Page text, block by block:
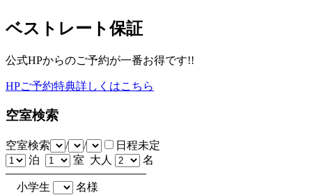
ベストレート保証
公式HPからのご予約が一番お得です!!
HPご予約特典詳しくはこちら
空室検索
空室検索 / /
日程未定
泊
室 大人 名
小学生
名様